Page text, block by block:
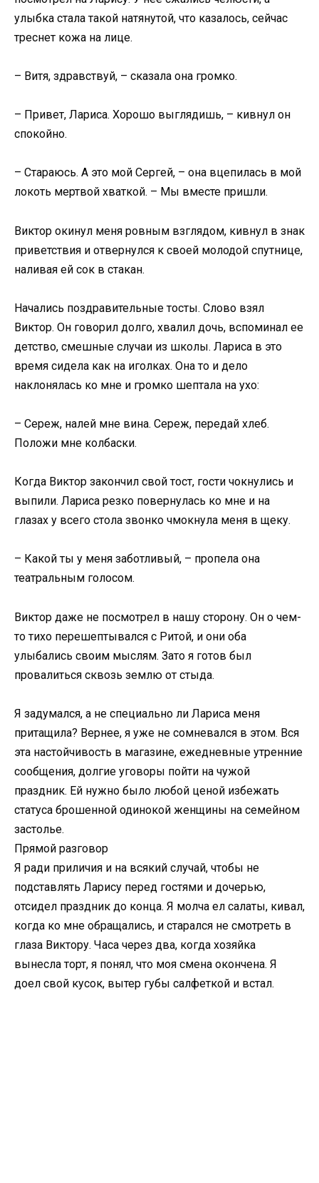
улыбка стала такой натянутой, что казалось, сейчас
треснет кожа на лице.
– Витя, здравствуй, – сказала она громко.
– Привет, Лариса. Хорошо выглядишь, – кивнул он
спокойно.
– Стараюсь. А это мой Сергей, – она вцепилась в мой
локоть мертвой хваткой. – Мы вместе пришли.
Виктор окинул меня ровным взглядом, кивнул в знак
приветствия и отвернулся к своей молодой спутнице,
наливая ей сок в стакан.
Начались поздравительные тосты. Слово взял
Виктор. Он говорил долго, хвалил дочь, вспоминал ее
детство, смешные случаи из школы. Лариса в это
время сидела как на иголках. Она то и дело
наклонялась ко мне и громко шептала на ухо:
– Сереж, налей мне вина. Сереж, передай хлеб.
Положи мне колбаски.
Когда Виктор закончил свой тост, гости чокнулись и
выпили. Лариса резко повернулась ко мне и на
глазах у всего стола звонко чмокнула меня в щеку.
– Какой ты у меня заботливый, – пропела она
театральным голосом.
Виктор даже не посмотрел в нашу сторону. Он о чем-
то тихо перешептывался с Ритой, и они оба
улыбались своим мыслям. Зато я готов был
провалиться сквозь землю от стыда.
Я задумался, а не специально ли Лариса меня
притащила? Вернее, я уже не сомневался в этом. Вся
эта настойчивость в магазине, ежедневные утренние
сообщения, долгие уговоры пойти на чужой
праздник. Ей нужно было любой ценой избежать
статуса брошенной одинокой женщины на семейном
застолье.
Прямой разговор
Я ради приличия и на всякий случай, чтобы не
подставлять Ларису перед гостями и дочерью,
отсидел праздник до конца. Я молча ел салаты, кивал,
когда ко мне обращались, и старался не смотреть в
глаза Виктору. Часа через два, когда хозяйка
вынесла торт, я понял, что моя смена окончена. Я
доел свой кусок, вытер губы салфеткой и встал.